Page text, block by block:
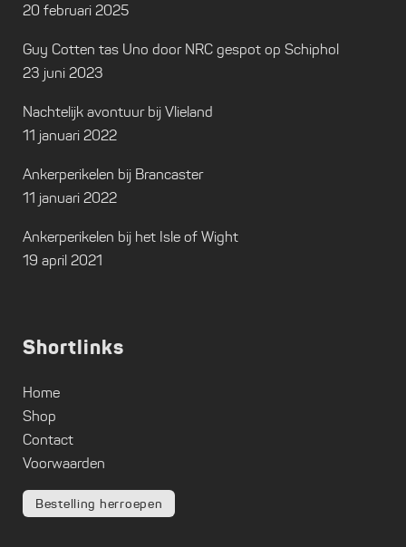
20 februari 2025
Guy Cotten tas Uno door NRC gespot op Schiphol
23 juni 2023
Nachtelijk avontuur bij Vlieland
11 januari 2022
Ankerperikelen bij Brancaster
11 januari 2022
Ankerperikelen bij het Isle of Wight
19 april 2021
Shortlinks
Home
Shop
Contact
Voorwaarden
Bestelling herroepen